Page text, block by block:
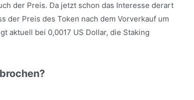
der Preis. Da jetzt schon das Interesse derart
der Preis des Token nach dem Vorverkauf um
aktuell bei 0,0017 US Dollar, die Staking